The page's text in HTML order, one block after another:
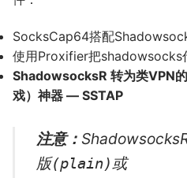
SocksCap64搭配
使用Proxifier把shadowsocks
ShadowsocksR 转为类VPN
戏）神器 — SSTAP
注意：
版(plain)或